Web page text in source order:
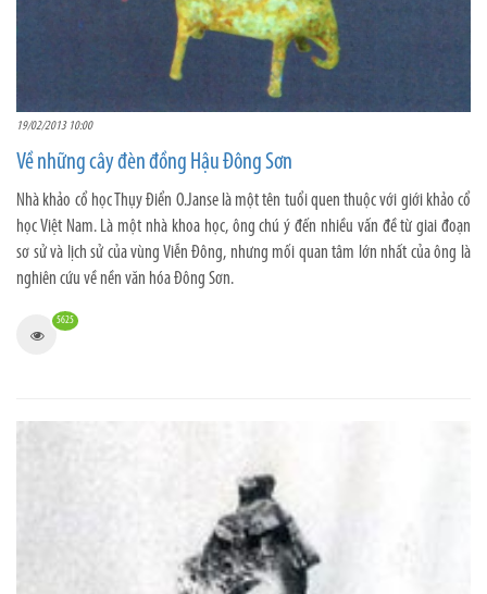
19/02/2013 10:00
Về những cây đèn đồng Hậu Đông Sơn
Nhà khảo cổ học Thụy Điển O.Janse là một tên tuổi quen thuộc với giới khảo cổ
học Việt Nam. Là một nhà khoa học, ông chú ý đến nhiều vấn đề từ giai đoạn
sơ sử và lịch sử của vùng Viễn Đông, nhưng mối quan tâm lớn nhất của ông là
nghiên cứu về nền văn hóa Đông Sơn.
5625